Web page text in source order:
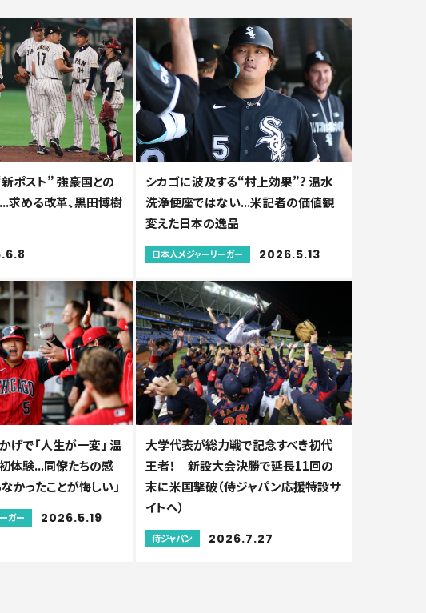
ポスト” 強豪国との
求める改革、黒田博樹
シカゴに波及する“村上効果”? 温水
洗浄便座ではない...米記者の価値観
変えた日本の逸品
日本人メジャーリーガー 2026.5.13
げで「人生が一変」 温
体験...同僚たちの感
かったことが悔しい」
ガー 2026.5.19
大学代表が総力戦で記念すべき初代
王者！ 新設大会決勝で延長11回の
末に米国撃破（侍ジャパン応援特設サ
イトへ）
侍ジャパン 2026.7.27